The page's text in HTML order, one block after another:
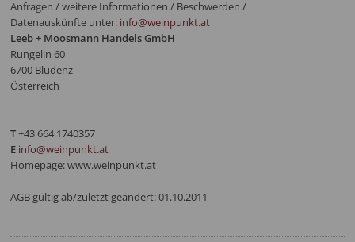
Anfragen / weitere Informationen / Beschwerden /
Datenauskünfte unter: info@weinpunkt.at
Leeb + Moosmann Handels GmbH
Rungelin 60
6700 Bludenz
Österreich
T+43 664 1740357
E info@weinpunkt.at
Homepage: www.weinpunkt.at
AGB gültig ab/zuletzt geändert: 01.10.2011